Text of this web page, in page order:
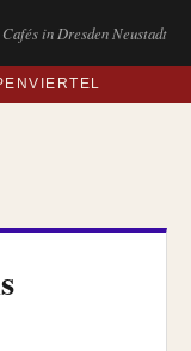
in Dresden Neustadt